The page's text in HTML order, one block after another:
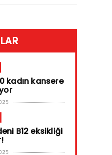
kadın kansere
B12 eksikliği